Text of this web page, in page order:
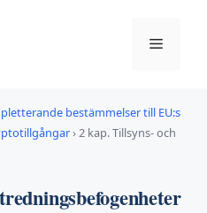
Meny
bestämmelser till EU:s
›2 kap. Tillsyns- och